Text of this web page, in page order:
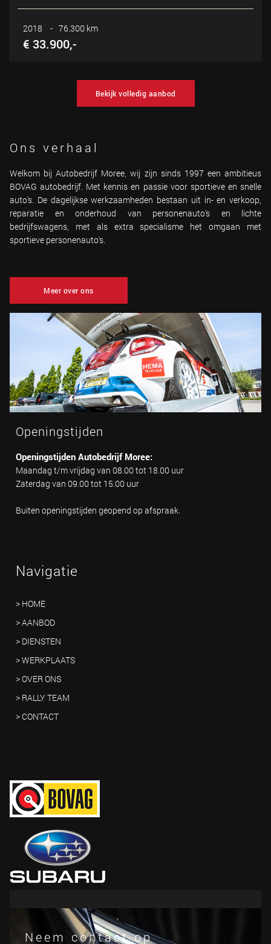
2018 - 76.300 km
€ 33.900,-
Bekijk volledig aanbod
Ons verhaal
Welkom bij Autobedrijf Moree, wij zijn sinds 1997 een ambitieus
BOVAG autobedrijf. Met kennis en passie voor sportieve en snelle
auto's. De dagelijkse werkzaamheden bestaan uit in- en verkoop,
reparatie en onderhoud van personenauto's en lichte
bedrijfswagens, met als extra specialisme het omgaan met
sportieve personenauto's.
Meer over ons
Openingstijden
Openingstijden Autobedrijf Moree:
Maandag t/m vrijdag van 08.00 tot 18.00 uur
Zaterdag van 09.00 tot 15.00 uur
Buiten openingstijden geopend op afspraak.
Navigatie
> HOME
> AANBOD
> DIENSTEN
> WERKPLAATS
> OVER ONS
> RALLY TEAM
> CONTACT
Neem contact op